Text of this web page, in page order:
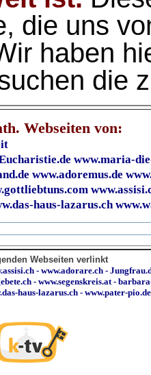
die uns
haben
die
Webseiten von:
www.maria-
www.adoremus.de
haus-lazarus.ch
Webseiten verlinkt
- www.adorare.ch -
- www.segenskreis.at-
haus-lazarus.ch - www.pater-pio.de